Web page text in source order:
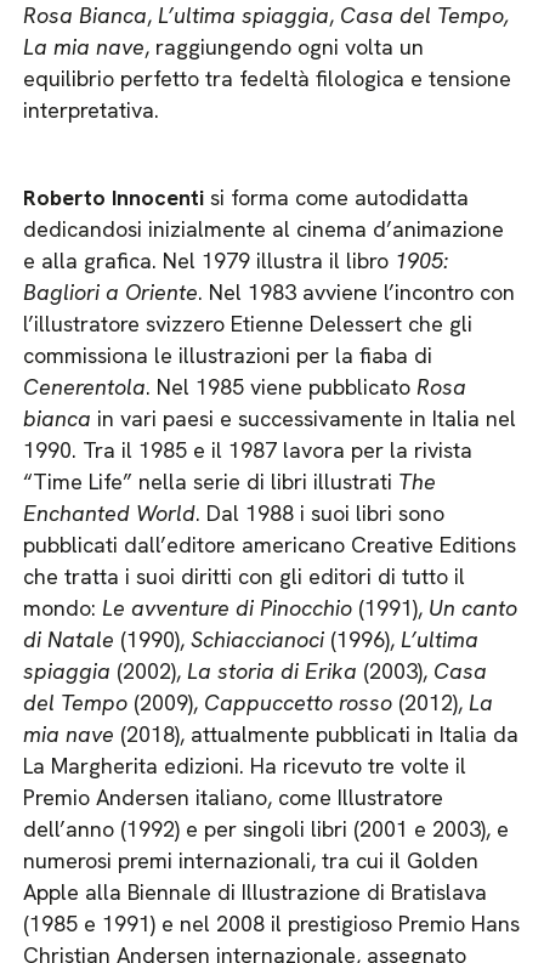
Rosa Bianca,L’ultima spiaggia, Casa del Tempo,
La mia nave, raggiungendo ogni volta un
equilibrio perfetto tra fedeltà filologica e tensione
interpretativa.
Roberto Innocenti si forma come autodidatta
dedicandosi inizialmente al cinema d’animazione
e alla grafica. Nel 1979 illustra il libro 1905:
Bagliori a Oriente. Nel 1983 avviene l’incontro con
l’illustratore svizzero Etienne Delessert che gli
commissiona le illustrazioni per la fiaba di
Cenerentola. Nel 1985 viene pubblicatoRosa
bianca in vari paesi e successivamente in Italia nel
1990. Tra il 1985 e il 1987 lavora per la rivista
“Time Life” nella serie di libri illustrati The
Enchanted World. Dal 1988 i suoi libri sono
pubblicati dall’editore americano Creative Editions
che tratta i suoi diritti con gli editori di tutto il
mondo:Le avventure di Pinocchio (1991), Un canto
di Natale (1990),Schiaccianoci (1996),L’ultima
spiaggia (2002),La storia di Erika (2003), Casa
del Tempo (2009), Cappuccetto rosso (2012),La
mia nave (2018), attualmente pubblicati in Italia da
La Margherita edizioni. Ha ricevuto tre volte il
Premio Andersen italiano, come Illustratore
dell’anno (1992) e per singoli libri (2001 e 2003), e
numerosi premi internazionali, tra cui il Golden
Apple alla Biennale di Illustrazione di Bratislava
(1985 e 1991) e nel 2008 il prestigioso Premio Hans
Christian Andersen internazionale, assegnato